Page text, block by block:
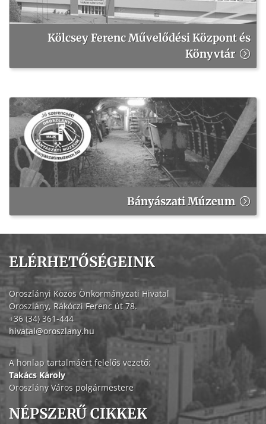
Kölcsey Ferenc Művelődési Központ és
Könyvtár
Bányászati Múzeum
ELÉRHETŐSÉGEINK
Oroszlányi Közös Önkormányzati Hivatal
Oroszlány, Rákóczi Ferenc út 78.
+36 (34) 361-444
hivatal@oroszlany.hu
A honlap tartalmáért felelős vezető:
Takács Károly
Oroszlány Város polgármestere
NÉPSZERŰ CIKKEK